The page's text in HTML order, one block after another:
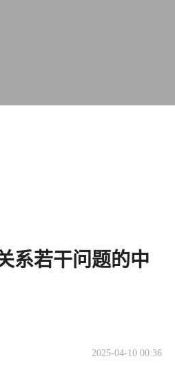
系若干问题的中
2025-04-10 00:36